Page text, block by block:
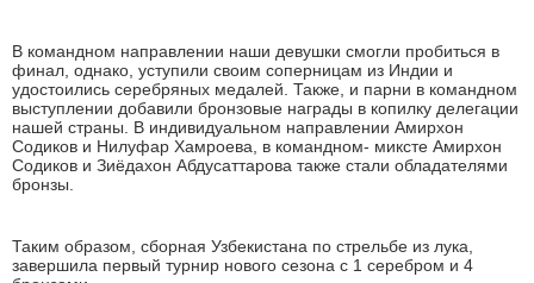
В командном направлении наши девушки смогли пробиться в
финал, однако, уступили своим соперницам из Индии и
удостоились серебряных медалей. Также, и парни в командном
выступлении добавили бронзовые награды в копилку делегации
нашей страны. В индивидуальном направлении Амирхон
Содиков и Нилуфар Хамроева, в командном- миксте Амирхон
Содиков и Зиёдахон Абдусаттарова также стали обладателями
бронзы.
Таким образом, сборная Узбекистана по стрельбе из лука,
завершила первый турнир нового сезона с 1 серебром и 4